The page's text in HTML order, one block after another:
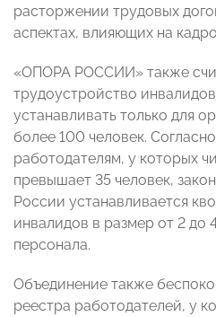
расторжении трудовых
аспектах, влияющих на
«ОПОРА РОССИИ» также
трудоустройство
устанавливать только для
более 100 человек.
работодателям, у которых
превышает 35 человек,
России устанавливается
инвалидов в размер от 2 до
персонала.
Объединение также
реестра работодателей, у